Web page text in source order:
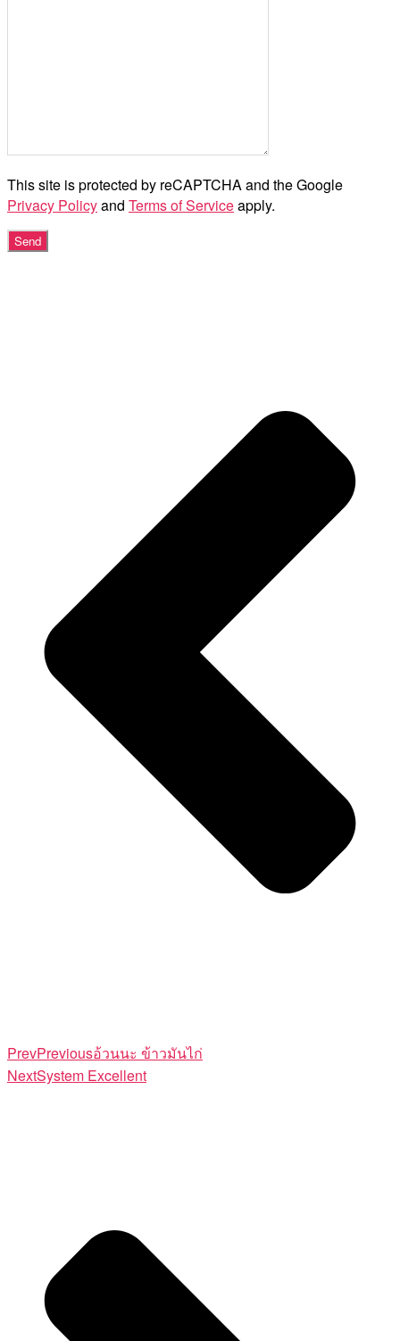
This site is protected by reCAPTCHA and the Google
Privacy Policyand Terms of Serviceapply.
PrevPreviousอ้วนนะ ข้าวมันไก่
NextSystem Excellent